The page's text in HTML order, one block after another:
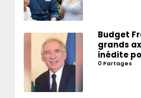
Budget
grands
inédite
0 Partages